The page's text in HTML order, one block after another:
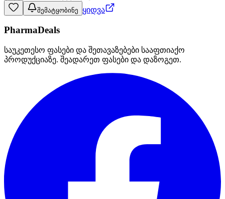
შემატყობინე ყიდვა
PharmaDeals
საუკეთესო ფასები და შეთავაზებები სააფთიაქო
პროდუქციაზე. შეადარეთ ფასები და დაზოგეთ.